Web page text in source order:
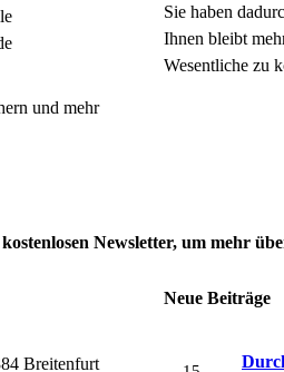
und mehr
Sie haben
Ihnen bleibt
Wesentliche zu
Newsletter, um mehr
Breitenfurt
Neue Beiträge